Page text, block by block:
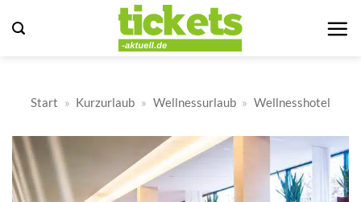
Inhalt
Start » Kurzurlaub » Wellnessurlaub » Wellnesshotel